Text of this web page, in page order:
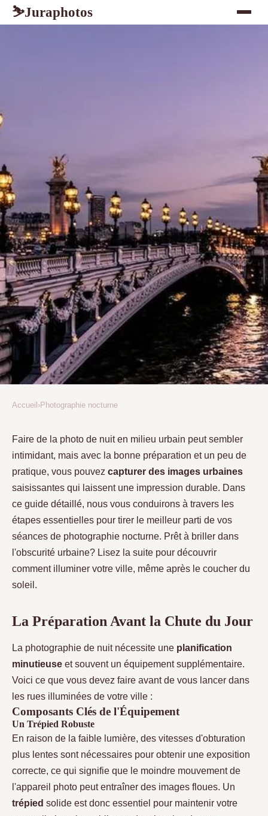
⛷Juraphotos
Maîtriser la Photographie de
Nuit en Ville : Un Guide
Complet
Lyana•26 février 2022•5 min de lecture
Accueil ›Photographie nocturne
Faire de la photo de nuit en milieu urbain peut sembler
intimidant, mais avec la bonne préparation et un peu de
pratique, vous pouvez capturer des images urbaines
saisissantes qui laissent une impression durable. Dans
ce guide détaillé, nous vous conduirons à travers les
étapes essentielles pour tirer le meilleur parti de vos
séances de photographie nocturne. Prêt à briller dans
l'obscurité urbaine? Lisez la suite pour découvrir
comment illuminer votre ville, même après le coucher du
soleil.
La Préparation Avant la Chute du Jour
La photographie de nuit nécessite une planification
minutieuse et souvent un équipement supplémentaire.
Voici ce que vous devez faire avant de vous lancer dans
les rues illuminées de votre ville :
Composants Clés de l'Équipement
Un Trépied Robuste
En raison de la faible lumière, des vitesses d'obturation
plus lentes sont nécessaires pour obtenir une exposition
correcte, ce qui signifie que le moindre mouvement de
l'appareil photo peut entraîner des images floues. Un
trépied solide est donc essentiel pour maintenir votre